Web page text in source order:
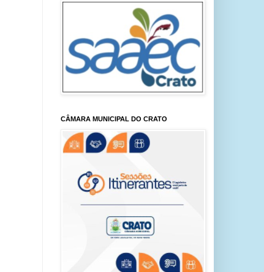
CÂMARA MUNICIPAL DO CRATO